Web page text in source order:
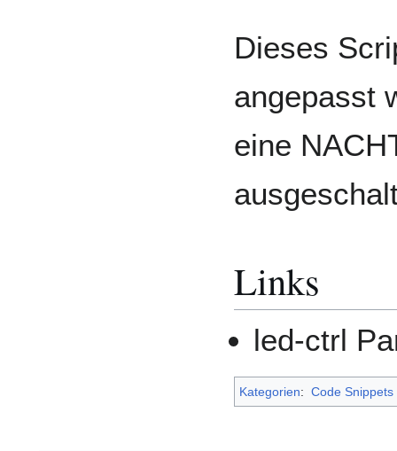
Dieses
angepasst
eine
Links
led-ctrl
Kategorien: Code Snippets